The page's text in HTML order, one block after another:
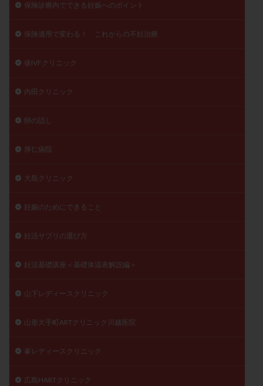
保険診療内でできる妊娠へのポイント
保険適用で変わる！ これからの不妊治療
俵IVFクリニック
内田クリニック
卵の話し
厚仁病院
大島クリニック
妊娠のためにできること
妊活サプリの選び方
妊活基礎講座＜基礎体温表解説編＞
山下レディースクリニック
山形大手町ARTクリニック川越医院
峯レディースクリニック
広島HARTクリニック